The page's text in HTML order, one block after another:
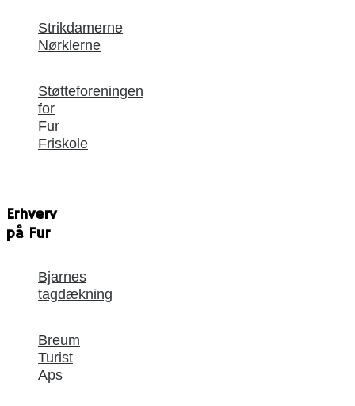
Strikdamerne
Nørklerne
Støtteforeningen
for
Fur
Friskole
Erhverv
på Fur
Bjarnes
tagdækning
Breum
Turist
Aps